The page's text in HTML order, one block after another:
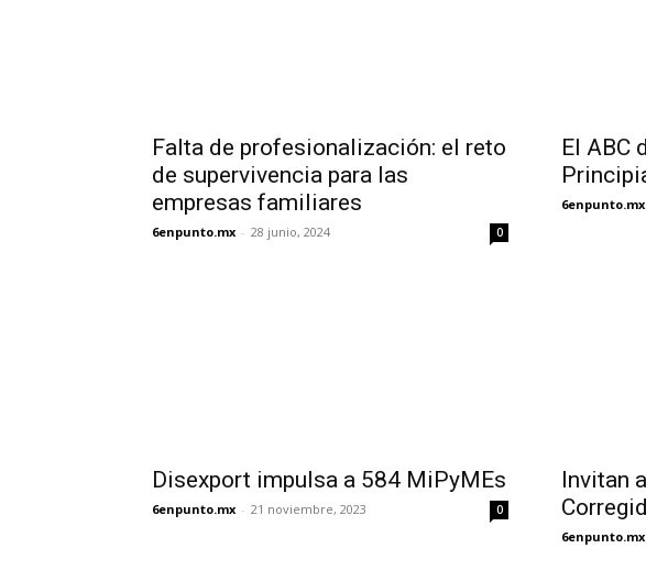
Falta de profesionalización: el reto
de supervivencia para las
empresas familiares
6enpunto.mx - 28 junio, 2024 0
El ABC
6enpunto.mx
Disexport impulsa a 584 MiPyMEs
6enpunto.mx - 21 noviembre, 2023 0
Invitan
6enpunto.mx